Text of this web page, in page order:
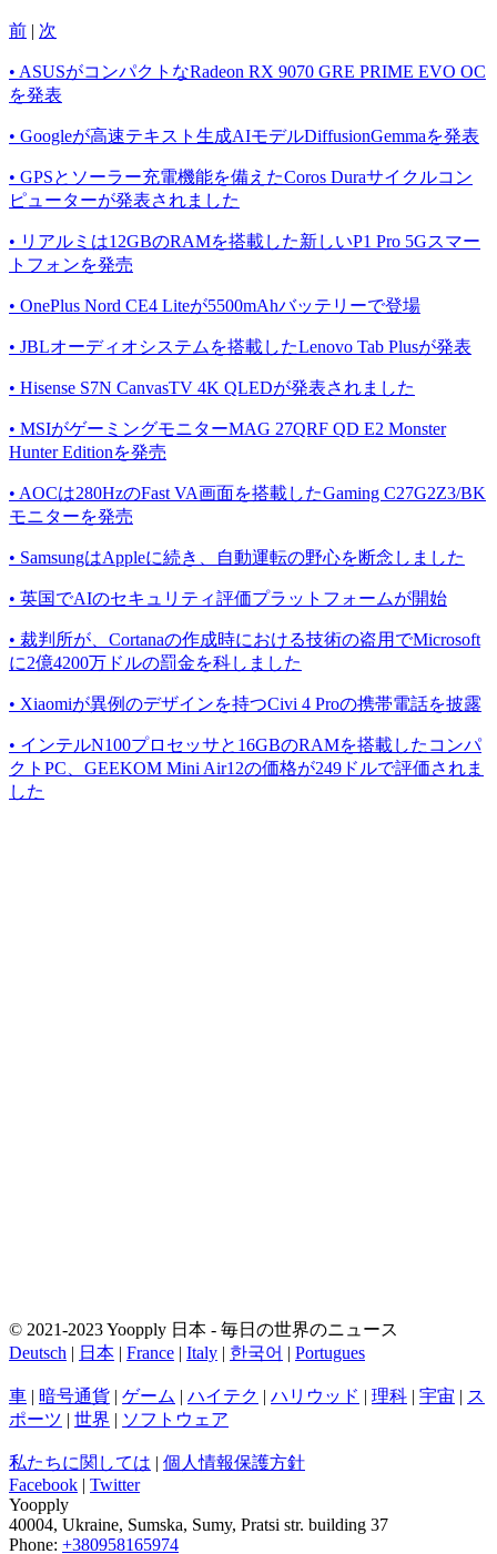
前 | 次
• ASUSがコンパクトなRadeon RX 9070 GRE PRIME EVO OC
を発表
• Googleが高速テキスト生成AIモデルDiffusionGemmaを発表
• GPSとソーラー充電機能を備えたCoros Duraサイクルコン
ピューターが発表されました
• リアルミは12GBのRAMを搭載した新しいP1 Pro 5Gスマー
トフォンを発売
• OnePlus Nord CE4 Liteが5500mAhバッテリーで登場
• JBLオーディオシステムを搭載したLenovo Tab Plusが発表
• Hisense S7N CanvasTV 4K QLEDが発表されました
• MSIがゲーミングモニターMAG 27QRF QD E2 Monster
Hunter Editionを発売
• AOCは280HzのFast VA画面を搭載したGaming C27G2Z3/BK
モニターを発売
• SamsungはAppleに続き、自動運転の野心を断念しました
• 英国でAIのセキュリティ評価プラットフォームが開始
• 裁判所が、Cortanaの作成時における技術の盗用でMicrosoft
に2億4200万ドルの罰金を科しました
• Xiaomiが異例のデザインを持つCivi 4 Proの携帯電話を披露
• インテルN100プロセッサと16GBのRAMを搭載したコンパ
クトPC、GEEKOM Mini Air12の価格が249ドルで評価されま
した
© 2021-2023 Yoopply 日本 - 毎日の世界のニュース
Deutsch | 日本 | France | Italy | 한국어 | Portugues
車 | 暗号通貨 | ゲーム | ハイテク | ハリウッド | 理科 | 宇宙 | ス
ポーツ | 世界 | ソフトウェア
私たちに関しては | 個人情報保護方針
Facebook | Twitter
Yoopply
40004, Ukraine, Sumska, Sumy, Pratsi str. building 37
Phone: +380958165974